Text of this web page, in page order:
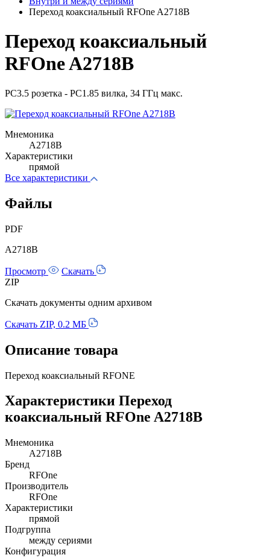
Переход коаксиальный RFOne A2718B
Переход коаксиальный
RFOne A2718B
PC3.5 розетка - PC1.85 вилка, 34 ГГц макс.
Мнемоника
A2718B
Характеристики
прямой
Все характеристики
Файлы
PDF
A2718B
Просмотр
Скачать
ZIP
Скачать документы одним архивом
Скачать ZIP, 0.2 МБ
Описание товара
Переход коаксиальный RFONE
Характеристики Переход
коаксиальный RFOne A2718B
Мнемоника
A2718B
Бренд
RFOne
Производитель
RFOne
Характеристики
прямой
Подгруппа
между сериями
Конфигурация